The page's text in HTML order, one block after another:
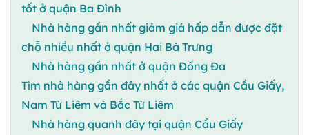
tốt ở quận Ba Đình
Nhà hàng gần nhất giảm giá hấp dẫn được đặt
chỗ nhiều nhất ở quận Hai Bà Trưng
Nhà hàng gần nhất ở quận Đống Đa
Tìm nhà hàng gần đây nhất ở các quận Cầu Giấy,
Nam Từ Liêm và Bắc Từ Liêm
Nhà hàng quanh đây tại quận Cầu Giấy